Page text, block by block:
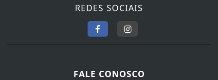
REDES SOCIAIS
FALE CONOSCO